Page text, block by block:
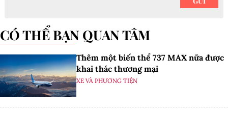
CÓ THỂ BẠN QUAN TÂM
Thêm một biến thể 737 MAX nữa được
khai thác thương mại
XE VÀ PHƯƠNG TIỆN